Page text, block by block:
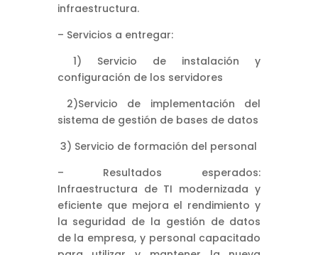
infraestructura.
– Servicios a entregar:
1) Servicio de instalación y
configuración de los servidores
2)Servicio de implementación del
sistema de gestión de bases de datos
3) Servicio de formación del personal
– Resultados esperados:
Infraestructura de TI modernizada y
eficiente que mejora el rendimiento y
la seguridad de la gestión de datos
de la empresa, y personal capacitado